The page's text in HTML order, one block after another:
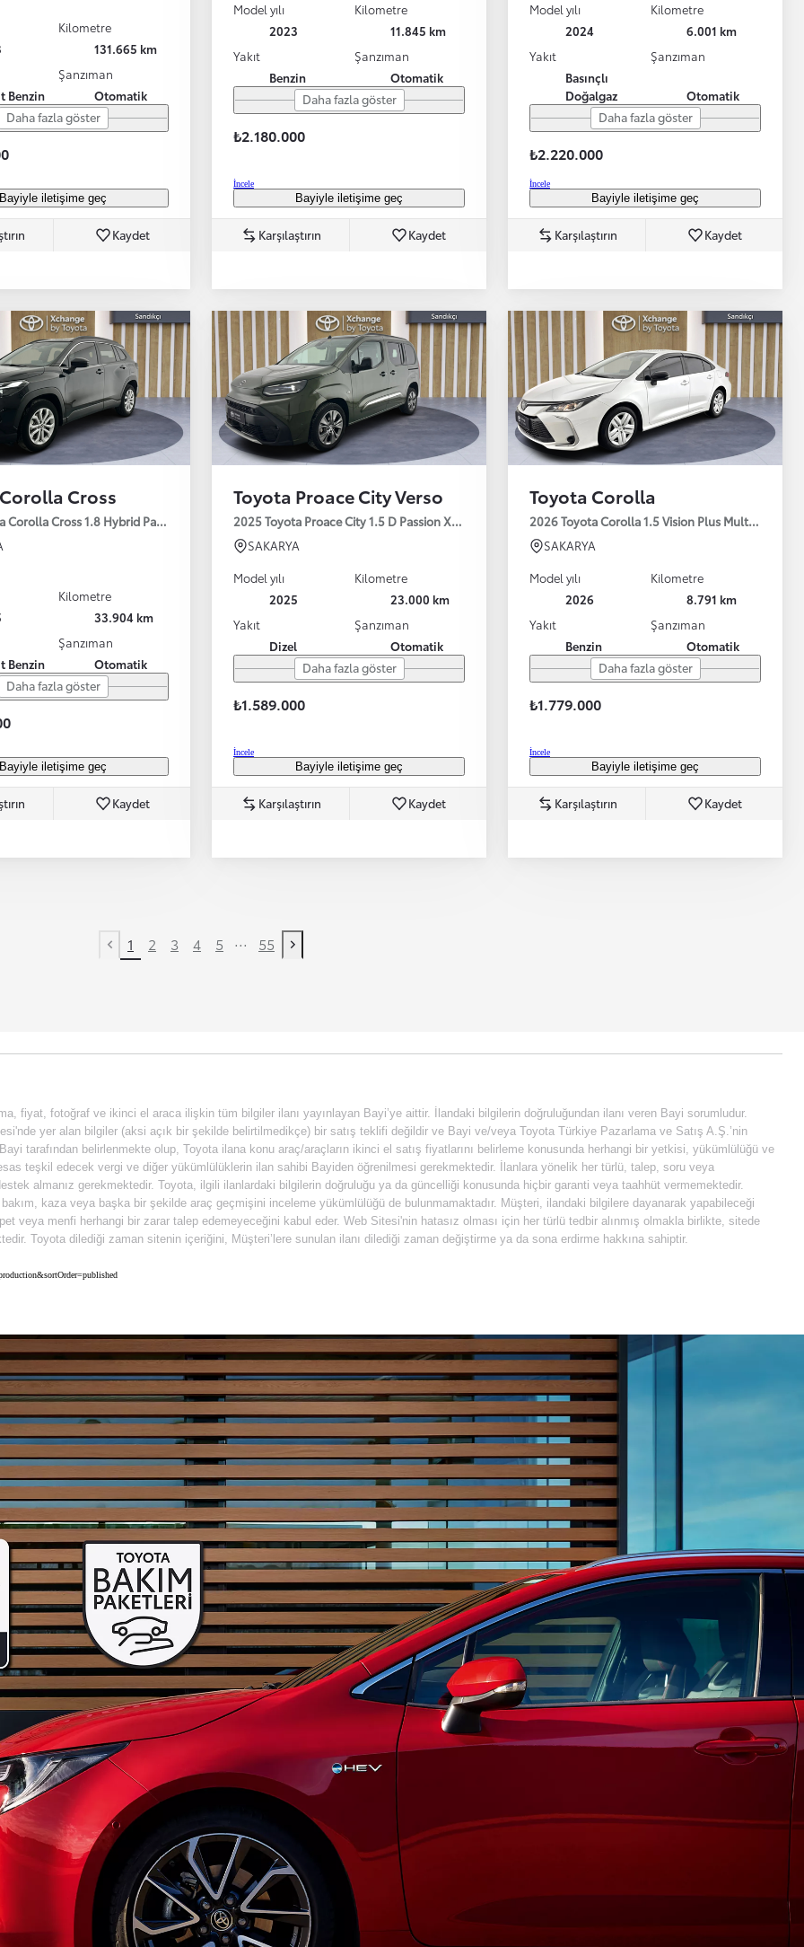
Bayinizle görüntülü görüşün
Toyota kirala: Rent a Toyota
Kilometre
131.665 km
Benzin
Şanzıman
Otomatik
Daha fazla göster
Bayiyle iletişime geç
Kaydet
Model yılı
2023
Kilometre
11.845 km
Yakıt
Benzin
Şanzıman
Otomatik
Daha fazla göster
₺2.180.000
İncele
Bayiyle iletişime geç
Karşılaştırın Kaydet
Model yılı
2024
Kilometre
6.001 km
Yakıt
Basınçlı
Doğalgaz
Şanzıman
Otomatik
Daha fazla göster
₺2.220.000
İncele
Bayiyle iletişime geç
Karşılaştırın Kaydet
Cross
Corolla Cross 1.8 Hybrid Passion e-CVT 140HP
Kilometre
33.904 km
Benzin
Şanzıman
Otomatik
Daha fazla göster
Bayiyle iletişime geç
Kaydet
Toyota Proace City Verso
2025 Toyota Proace City 1.5 D Passion X-Pack 130HP
SAKARYA
Model yılı
2025
Kilometre
23.000 km
Yakıt
Dizel
Şanzıman
Otomatik
Daha fazla göster
₺1.589.000
İncele
Bayiyle iletişime geç
Karşılaştırın Kaydet
Toyota Corolla
2026 Toyota Corolla 1.5 Vision Plus Multidrive S
SAKARYA
Model yılı
2026
Kilometre
8.791 km
Yakıt
Benzin
Şanzıman
Otomatik
Daha fazla göster
₺1.779.000
İncele
Bayiyle iletişime geç
Karşılaştırın Kaydet
Previous page
1 2 3 4 5 ... 55
Next page
fiyat, fotoğraf ve ikinci el araca ilişkin tüm bilgiler ilanı yayınlayan Bayi’ye aittir. İlandaki bilgilerin doğruluğundan ilanı veren Bayi sorumludur.
yer alan bilgiler (aksi açık bir şekilde belirtilmedikçe) bir satış teklifi değildir ve Bayi ve/veya Toyota Türkiye Pazarlama ve Satış A.Ş.’nin
tarafından belirlenmekte olup, Toyota ilana konu araç/araçların ikinci el satış fiyatlarını belirleme konusunda herhangi bir yetkisi, yükümlülüğü ve
teşkil edecek vergi ve diğer yükümlülüklerin ilan sahibi Bayiden öğrenilmesi gerekmektedir. İlanlara yönelik her türlü, talep, soru veya
almanız gerekmektedir. Toyota, ilgili ilanlardaki bilgilerin doğruluğu ya da güncelliği konusunda hiçbir garanti veya taahhüt vermemektedir.
kaza veya başka bir şekilde araç geçmişini inceleme yükümlülüğü de bulunmamaktadır. Müşteri, ilandaki bilgilere dayanarak yapabileceği
veya menfi herhangi bir zarar talep edemeyeceğini kabul eder. Web Sitesi'nin hatasız olması için her türlü tedbir alınmış olmakla birlikte, sitede
Toyota dilediği zaman sitenin içeriğini, Müşteri’lere sunulan ilanı dilediği zaman değiştirme ya da sona erdirme hakkına sahiptir.